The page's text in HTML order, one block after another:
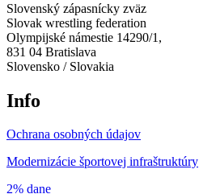
Slovenský zápasnícky zväz
Slovak wrestling federation
Olympijské námestie 14290/1,
831 04 Bratislava
Slovensko / Slovakia
Info
Ochrana osobných údajov
Modernizácie športovej infraštruktúry
2% dane